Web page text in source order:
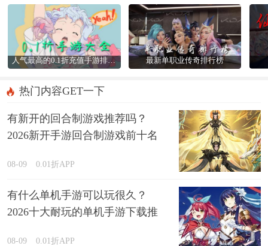
人气最高的0.1折充值手游排行榜 最新单职业传奇排行榜
热门内容GET一下
有新开的回合制游戏推荐吗？
2026新开手游回合制游戏前十名
08-09 0.01折APP
有什么单机手游可以玩很久？
2026十大耐玩的单机手游下载推
08-09 0.01折APP